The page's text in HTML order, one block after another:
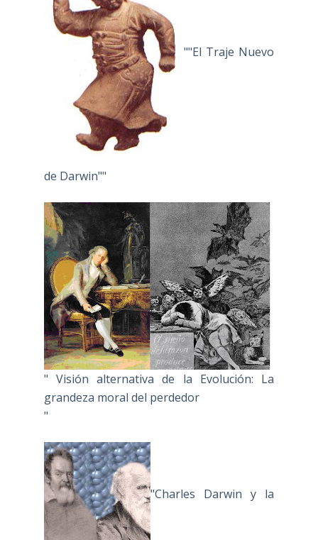
""El Traje Nuevo
de Darwin""
" Visión alternativa de la Evolución: La
grandeza moral del perdedor
"
"Charles Darwin y la